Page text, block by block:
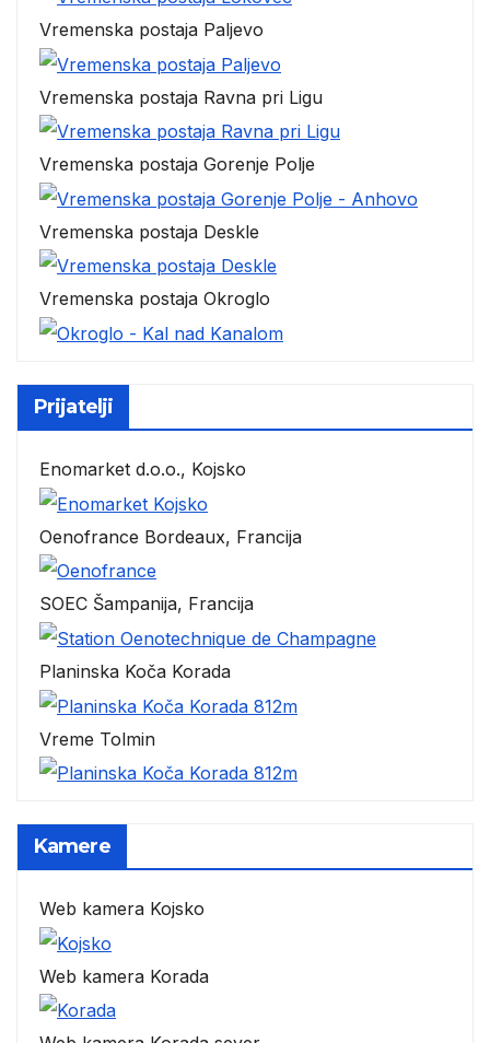
Vremenska postaja Paljevo
Vremenska postaja Ravna pri Ligu
Vremenska postaja Gorenje Polje
Vremenska postaja Deskle
Vremenska postaja Okroglo
Prijatelji
Enomarket d.o.o., Kojsko
Oenofrance Bordeaux, Francija
SOEC Šampanija, Francija
Planinska Koča Korada
Vreme Tolmin
Kamere
Web kamera Kojsko
Web kamera Korada